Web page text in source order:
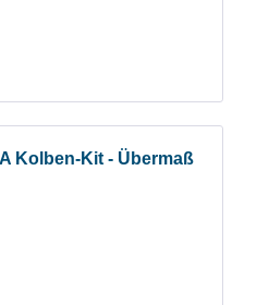
Kolben-Kit - Übermaß